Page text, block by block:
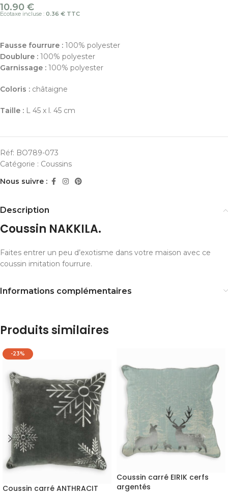
10.90 €
Ecotaxe incluse : 0.36 € TTC
Fausse fourrure : 100% polyester
Doublure : 100% polyester
Garnissage : 100% polyester
Coloris : châtaigne
Taille : L 45 x l. 45 cm
Réf: BO789-073
Catégorie : Coussins
Nous suivre :
Description
Coussin NAKKILA.
Faites entrer un peu d’exotisme dans votre maison avec ce
coussin imitation fourrure.
Informations complémentaires
Produits similaires
-23%
Coussin carré ANTHRACIT
Coussin carré EIRIK cerfs
argentés